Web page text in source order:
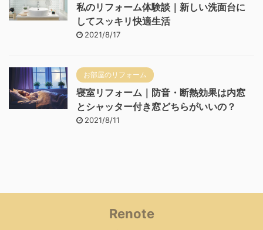
私のリフォーム体験談｜新しい洗面台に
してスッキリ快適生活
2021/8/17
お部屋のリフォーム
寝室リフォーム｜防音・断熱効果は内窓
とシャッター付き窓どちらがいいの？
2021/8/11
Renote